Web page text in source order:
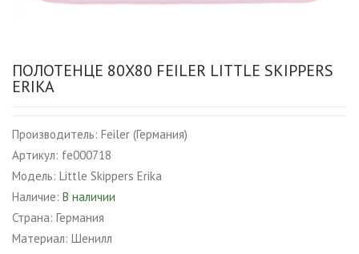
ПОЛОТЕНЦЕ 80X80 FEILER LITTLE SKIPPERS
ERIKA
Производитель: Feiler (Германия)
Артикул: fe000718
Модель: Little Skippers Erika
Наличие: В наличии
Страна: Германия
Материал: Шенилл